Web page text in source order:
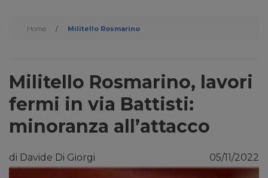
Home / Militello Rosmarino
Militello Rosmarino, lavori
fermi in via Battisti:
minoranza all’attacco
di Davide Di Giorgi 05/11/2022